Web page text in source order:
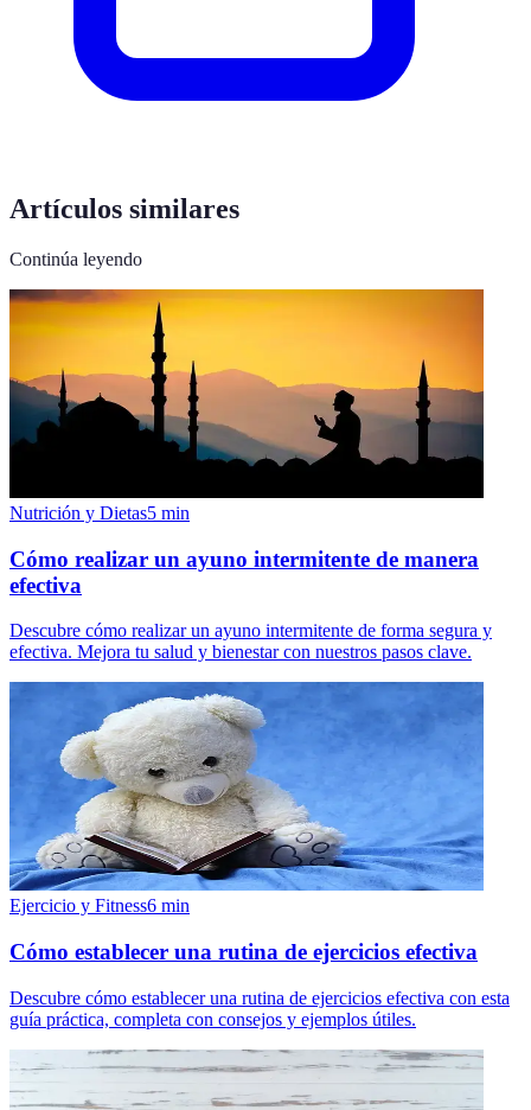
Artículos similares
Continúa leyendo
Nutrición y Dietas5 min
Cómo realizar un ayuno intermitente de manera
efectiva
Descubre cómo realizar un ayuno intermitente de forma segura y
efectiva. Mejora tu salud y bienestar con nuestros pasos clave.
Ejercicio y Fitness6 min
Cómo establecer una rutina de ejercicios efectiva
Descubre cómo establecer una rutina de ejercicios efectiva con esta
guía práctica, completa con consejos y ejemplos útiles.